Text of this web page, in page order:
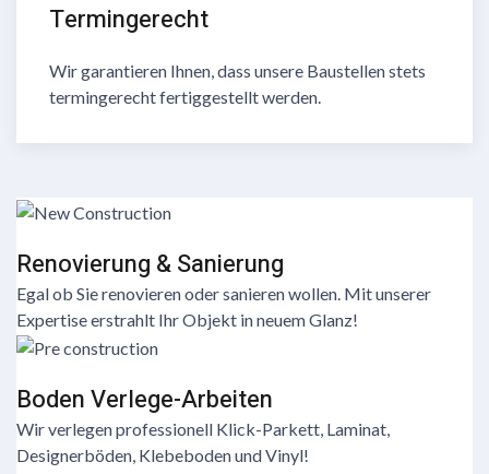
Termingerecht
Wir garantieren Ihnen, dass unsere Baustellen stets
termingerecht fertiggestellt werden.
Renovierung & Sanierung
Egal ob Sie renovieren oder sanieren wollen. Mit unserer
Expertise erstrahlt Ihr Objekt in neuem Glanz!
Boden Verlege-Arbeiten
Wir verlegen professionell Klick-Parkett, Laminat,
Designerböden, Klebeboden und Vinyl!